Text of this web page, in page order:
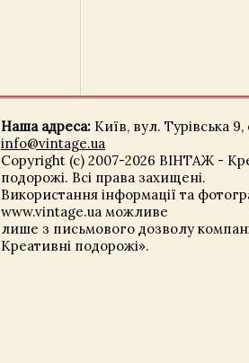
Наша адреса: Київ, вул. Турівська 9,
info@vintage.ua
Copyright (c) 2007-2026 ВІНТАЖ -
подорожі. Всі права захищені.
Використання інформації та
www.vintage.ua можливе
лише з письмового дозволу
Креативні подорожі».